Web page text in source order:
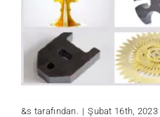
&s tarafından. | Şubat 16th, 2023